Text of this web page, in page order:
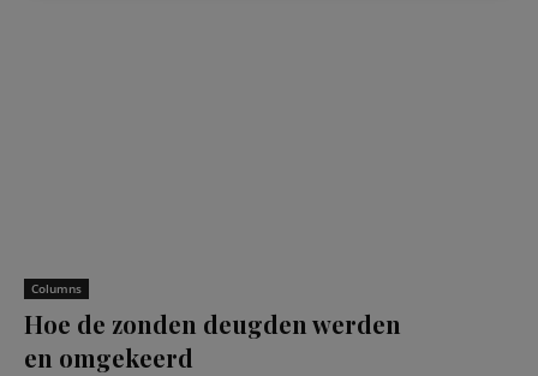
Columns
Hoe de zonden deugden werden
en omgekeerd